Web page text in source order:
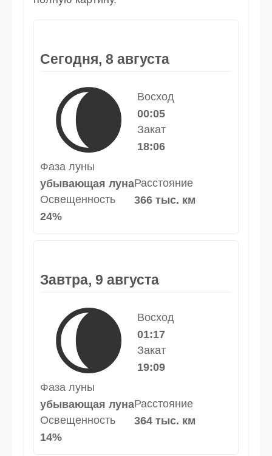
Сегодня, 8 августа
🌘
Восход
00:05
Закат
18:06
Фаза луны
убывающая луна
Освещенность
24%
Расстояние
366 тыс. км
Завтра, 9 августа
🌘
Восход
01:17
Закат
19:09
Фаза луны
убывающая луна
Освещенность
14%
Расстояние
364 тыс. км